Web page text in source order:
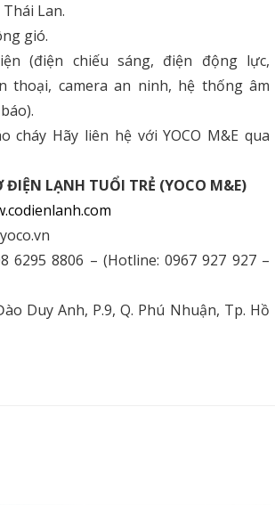
Lan.
gió.
(điện chiếu sáng, điện động lực,
thoại, camera an ninh, hệ thống âm
cháy Hãy liên hệ với YOCO M&E qua
ĐIỆN LẠNH TUỔI TRẺ (YOCO M&E)
6295 8806 – (Hotline: 0967 927 927 –
Duy Anh, P.9, Q. Phú Nhuận, Tp. Hồ